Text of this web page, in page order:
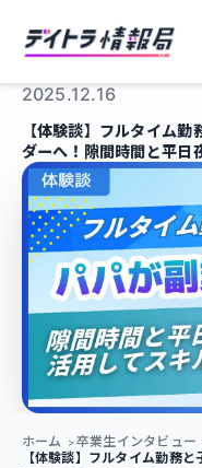
2025.12.16
【体験談】フルタイム
ダーへ！隙間時間と平日
ホーム 卒業生インタビュー
【体験談】フルタイム勤務